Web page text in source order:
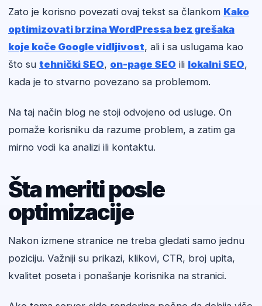
Zato je korisno povezati ovaj tekst sa člankom Kako
optimizovati brzina WordPressa bez grešaka
koje koče Google vidljivost, ali i sa uslugama kao
što su tehnički SEO, on-page SEO ili lokalni SEO,
kada je to stvarno povezano sa problemom.
Na taj način blog ne stoji odvojeno od usluge. On
pomaže korisniku da razume problem, a zatim ga
mirno vodi ka analizi ili kontaktu.
Šta meriti posle
optimizacije
Nakon izmene stranice ne treba gledati samo jednu
poziciju. Važniji su prikazi, klikovi, CTR, broj upita,
kvalitet poseta i ponašanje korisnika na stranici.